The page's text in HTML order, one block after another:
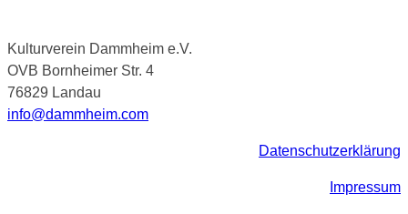
Kulturverein Dammheim e.V.
OVB Bornheimer Str. 4
76829 Landau
info@dammheim.com
Datenschutzerklärung
Impressum